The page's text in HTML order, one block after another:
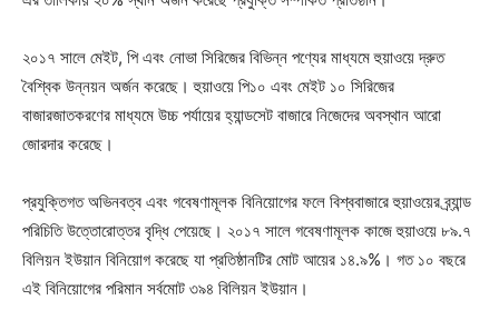
২০১৭ সালে মেইট, পি এবং নোভা সিরিজের বিভিন্ন পণ্যের মাধ্যমে হুয়াওয়ে দ্রুত
বৈশ্বিক উন্নয়ন অর্জন করেছে। হুয়াওয়ে পি১০ এবং মেইট ১০ সিরিজের
বাজারজাতকরণের মাধ্যমে উচ্চ পর্যায়ের হ্যান্ডসেট বাজারে নিজেদের অবস্থান আরো
জোরদার করেছে।
প্রযুক্তিগত অভিনবত্ব এবং গবেষণামূলক বিনিয়োগের ফলে বিশ্ববাজারে হুয়াওয়ের ব্র্যান্ড
পরিচিতি উত্তোরোত্তর বৃদ্ধি পেয়েছে। ২০১৭ সালে গবেষণামূলক কাজে হুয়াওয়ে ৮৯.৭
বিলিয়ন ইউয়ান বিনিয়োগ করেছে যা প্রতিষ্ঠানটির মোট আয়ের ১৪.৯%। গত ১০ বছরে
এই বিনিয়োগের পরিমান সর্বমোট ৩৯৪ বিলিয়ন ইউয়ান।